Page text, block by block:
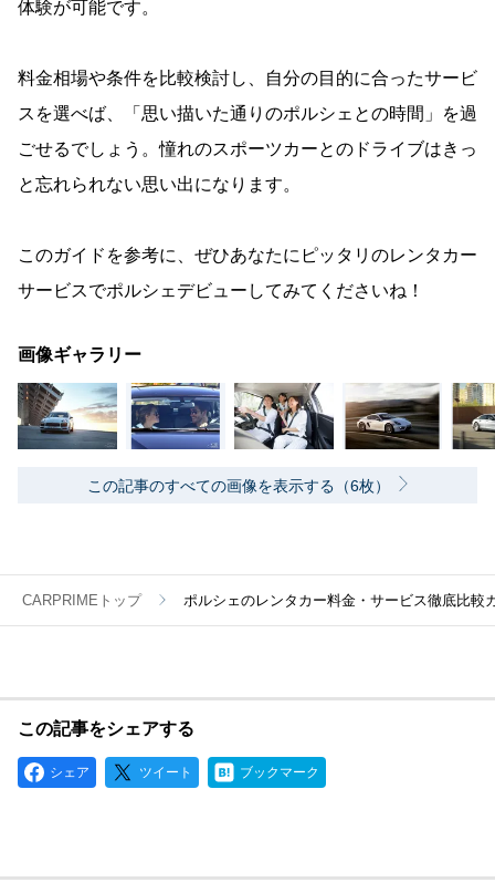
体験が可能です。
料金相場や条件を比較検討し、自分の目的に合ったサービ
スを選べば、「思い描いた通りのポルシェとの時間」を過
ごせるでしょう。憧れのスポーツカーとのドライブはきっ
と忘れられない思い出になります。
このガイドを参考に、ぜひあなたにピッタリのレンタカー
サービスでポルシェデビューしてみてくださいね！
画像ギャラリー
この記事のすべての画像を表示する（6枚）
CARPRIMEトップ ポルシェのレンタカー料金・サービス徹底比較
この記事をシェアする
シェア ツイート ブックマーク